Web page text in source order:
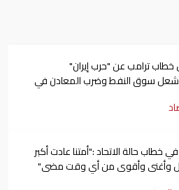
ترامب عن "حرب إيران"
سوق النفط وضرب المعادن في
خطاب حالة الاتحاد :"أمتنا عادت أكبر
وأغنى وأقوى من أي وقت مضى"